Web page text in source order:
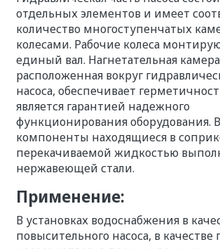
отдельных элементов и имеет
количество многоступенчатых
колесами. Рабочие колеса
единый вал. Нагнетательная
расположенная вокруг
насоса, обеспечивает
является гарантией надежного
функционирования оборудования.
компоненты находящиеся в
перекачиваемой жидкостью
нержавеющей стали.
Применение:
В установках водоснабжения в
повысительного насоса, в качестве